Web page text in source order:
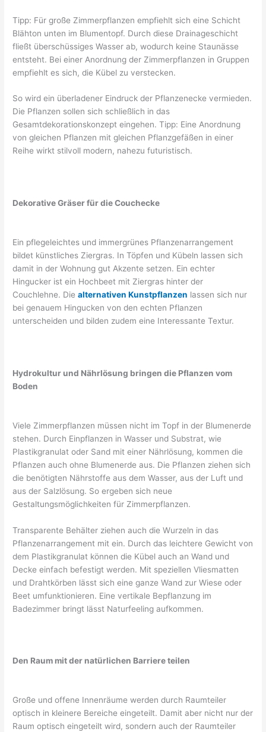
Tipp: Für große Zimmerpflanzen empfiehlt sich eine Schicht
Blähton unten im Blumentopf. Durch diese Drainageschicht
fließt überschüssiges Wasser ab, wodurch keine Staunässe
entsteht. Bei einer Anordnung der Zimmerpflanzen in Gruppen
empfiehlt es sich, die Kübel zu verstecken.
So wird ein überladener Eindruck der Pflanzenecke vermieden.
Die Pflanzen sollen sich schließlich in das
Gesamtdekorationskonzept eingehen. Tipp: Eine Anordnung
von gleichen Pflanzen mit gleichen Pflanzgefäßen in einer
Reihe wirkt stilvoll modern, nahezu futuristisch.
Dekorative Gräser für die Couchecke
Ein pflegeleichtes und immergrünes Pflanzenarrangement
bildet künstliches Ziergras. In Töpfen und Kübeln lassen sich
damit in der Wohnung gut Akzente setzen. Ein echter
Hingucker ist ein Hochbeet mit Ziergras hinter der
Couchlehne. Diealternativen Kunstpflanzen lassen sich nur
bei genauem Hingucken von den echten Pflanzen
unterscheiden und bilden zudem eine Interessante Textur.
Hydrokultur und Nährlösung bringen die Pflanzen vom
Boden
Viele Zimmerpflanzen müssen nicht im Topf in der Blumenerde
stehen. Durch Einpflanzen in Wasser und Substrat, wie
Plastikgranulat oder Sand mit einer Nährlösung, kommen die
Pflanzen auch ohne Blumenerde aus. Die Pflanzen ziehen sich
die benötigten Nährstoffe aus dem Wasser, aus der Luft und
aus der Salzlösung. So ergeben sich neue
Gestaltungsmöglichkeiten für Zimmerpflanzen.
Transparente Behälter ziehen auch die Wurzeln in das
Pflanzenarrangement mit ein. Durch das leichtere Gewicht von
dem Plastikgranulat können die Kübel auch an Wand und
Decke einfach befestigt werden. Mit speziellen Vliesmatten
und Drahtkörben lässt sich eine ganze Wand zur Wiese oder
Beet umfunktionieren. Eine vertikale Bepflanzung im
Badezimmer bringt lässt Naturfeeling aufkommen.
Den Raum mit der natürlichen Barriere teilen
Große und offene Innenräume werden durch Raumteiler
optisch in kleinere Bereiche eingeteilt. Damit aber nicht nur der
Raum optisch eingeteilt wird, sondern auch der Raumteiler